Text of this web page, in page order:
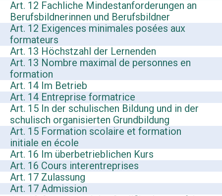
Art. 12 Fachliche Mindestanforderungen an
Berufsbildnerinnen und Berufsbildner
Art. 12 Exigences minimales posées aux
formateurs
Art. 13 Höchstzahl der Lernenden
Art. 13 Nombre maximal de personnes en
formation
Art. 14 Im Betrieb
Art. 14 Entreprise formatrice
Art. 15 In der schulischen Bildung und in der
schulisch organisierten Grundbildung
Art. 15 Formation scolaire et formation
initiale en école
Art. 16 Im überbetrieblichen Kurs
Art. 16 Cours interentreprises
Art. 17 Zulassung
Art. 17 Admission